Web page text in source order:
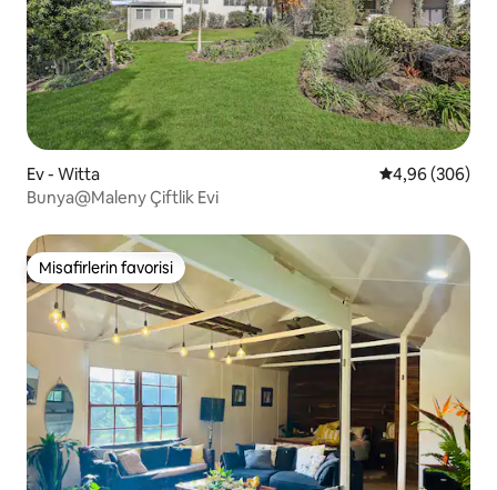
Ev - Witta 5 üzerinden
4,96 (306)
Bunya@Maleny Çiftlik Evi
Misafirlerin favorisi
Misafirlerin favorisi